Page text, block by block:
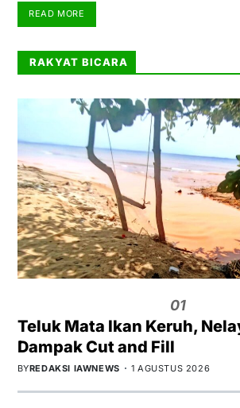
READ MORE
RAKYAT BICARA
01
Teluk Mata Ikan Keruh,
Dampak Cut and Fill
BYREDAKSI IAWNEWS 1 AGUSTUS 2026